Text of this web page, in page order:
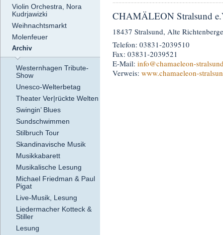
Violin Orchestra, Nora
Kudrjawizki
Weihnachtsmarkt
Molenfeuer
Archiv
Westernhagen Tribute-
Show
Unesco-Welterbetag
Theater Ver|rückte Welten
Swingin’ Blues
Sundschwimmen
Stilbruch Tour
Skandinavische Musik
Musikkabarett
Musikalische Lesung
Michael Friedman & Paul
Pigat
Live-Musik, Lesung
Liedermacher Kotteck &
Stiller
Lesung
CHAMÄLEON Stralsund
18437 Stralsund, Alte
Telefon: 03831-2039510
Fax: 03831-2039521
E-Mail: info@chamaeleon-
Verweis: www.chamaeleon-